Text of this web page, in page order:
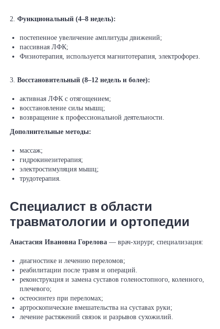
2. Функциональный (4–8 недель):
постепенное увеличение амплитуды движений;
пассивная ЛФК;
Физиотерапия, используется магнитотерапия, электрофорез.
3. Восстановительный (8–12 недель и более):
активная ЛФК с отягощением;
восстановление силы мышц;
возвращение к профессиональной деятельности.
Дополнительные методы:
массаж;
гидрокинезитерапия;
электростимуляция мышц;
трудотерапия.
Специалист в области
травматологии и ортопедии
Анастасия Ивановна Горелова — врач‑хирург, специализация:
диагностике и лечению переломов;
реабилитации после травм и операций.
реконструкция и замена суставов голеностопного, коленного,
плечевого;
остеосинтез при переломах;
артроскопические вмешательства на суставах руки;
лечение растяжений связок и разрывов сухожилий.